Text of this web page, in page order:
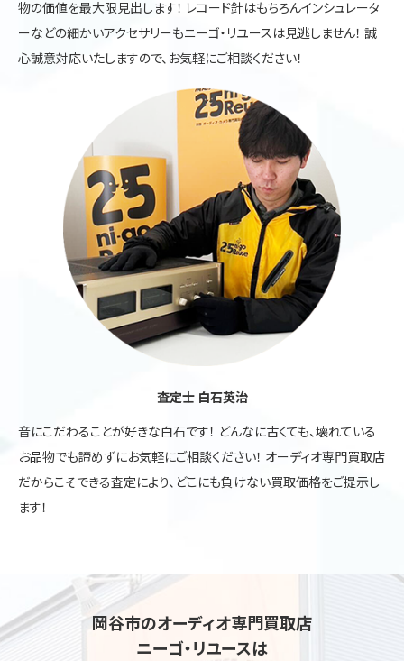
物の価値を最大限見出します！ レコード針はもちろんインシュレータ
ーなどの細かいアクセサリーもニーゴ・リユースは見逃しません！ 誠
心誠意対応いたしますので、お気軽にご相談ください！
査定士 白石英治
音にこだわることが好きな白石です！ どんなに古くても、壊れている
お品物でも諦めずにお気軽にご相談ください！ オーディオ専門買取店
だからこそできる査定により、どこにも負けない買取価格をご提示し
ます！
岡谷市のオーディオ専門買取店
ニーゴ・リユースは